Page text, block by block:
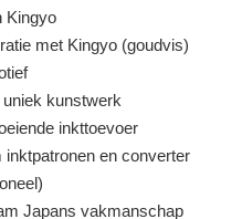
Kingyo
met Kingyo (goudvis)
kunstwerk
inkttoevoer
en converter
Japans vakmanschap